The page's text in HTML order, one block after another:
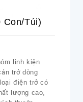
Con/túi)
linh kiện
trở dòng
điện trở có
lượng cao,